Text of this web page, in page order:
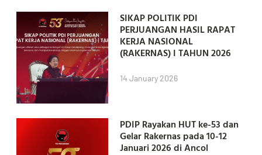
SIKAP POLITIK PDI
PERJUANGAN HASIL RAPAT
KERJA NASIONAL
(RAKERNAS) I TAHUN 2026
14 January 2026
PDIP Rayakan HUT ke-53 dan
Gelar Rakernas pada 10-12
Januari 2026 di Ancol